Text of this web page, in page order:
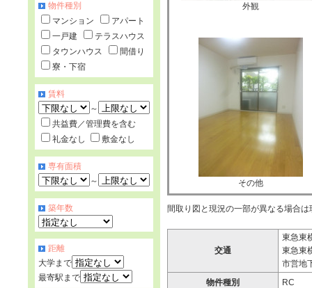
外観
その他
間取り図と現況の一部が異なる場合
交通
東急東
東急東
市営地
物件種別
RC
物件種別
マンション
アパート
一戸建
テラスハウス
タウンハウス
間借り
寮・下宿
賃料
～
共益費／管理費を含む
礼金なし
敷金なし
専有面積
～
築年数
距離
大学まで
最寄駅まで